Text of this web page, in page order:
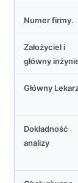
Numer firmy.
Założyciel i
główny
Główny
Dokładność
analizy